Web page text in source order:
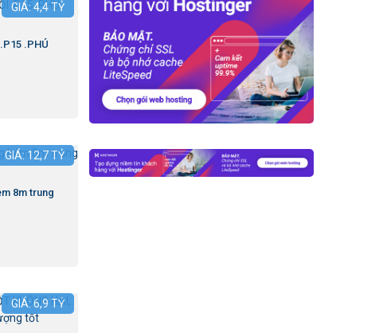
GIÁ:4,4TỶ
.PHÚ
GIÁ: 12,7TỶ
8m trung
GIÁ:6,9 TỶ